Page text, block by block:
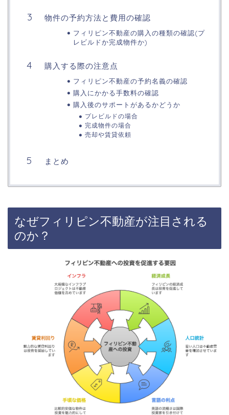
物件の予約方法と費用の確認
フィリピン不動産の購入の種類の確認(プ
レビルドか完成物件か)
購入する際の注意点
フィリピン不動産の予約名義の確認
購入にかかる手数料の確認
購入後のサポートがあるかどうか
プレビルドの場合
完成物件の場合
売却や賃貸依頼
まとめ
なぜフィリピン不動産が注目される
のか？